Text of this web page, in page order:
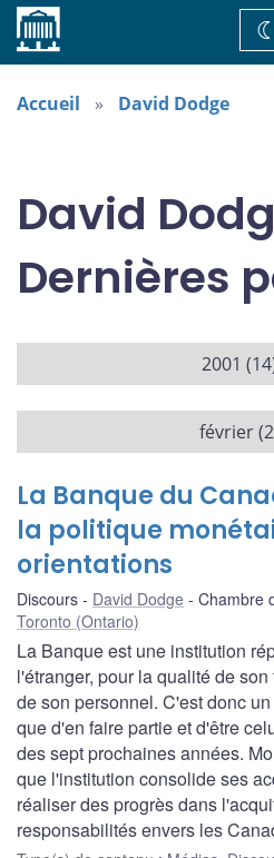
Accueil
Accueil David Dodge
David
Dernières
2001
février
La Banque du
la politique
orientations
Discours David Dodge
Chambre
Toronto (Ontario)
La Banque est une institution
l'étranger, pour la qualité de
de son personnel. C'est donc
que d'en faire partie et d'être
des sept prochaines années.
que l'institution consolide ses
réaliser des progrès dans
responsabilités envers les